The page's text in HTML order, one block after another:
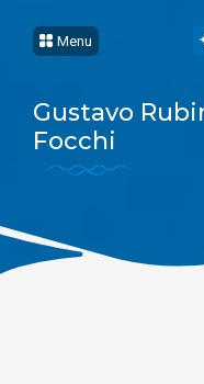
Gustavo
Focchi
Menu